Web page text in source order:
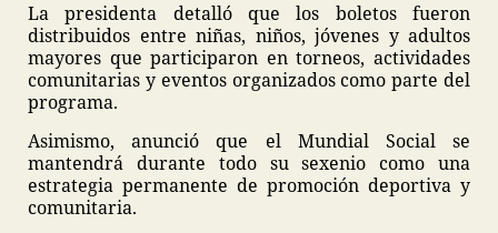
La presidenta detalló que los boletos fueron
distribuidos entre niñas, niños, jóvenes y adultos
mayores que participaron en torneos, actividades
comunitarias y eventos organizados como parte del
programa.
Asimismo, anunció que el Mundial Social se
mantendrá durante todo su sexenio como una
estrategia permanente de promoción deportiva y
comunitaria.